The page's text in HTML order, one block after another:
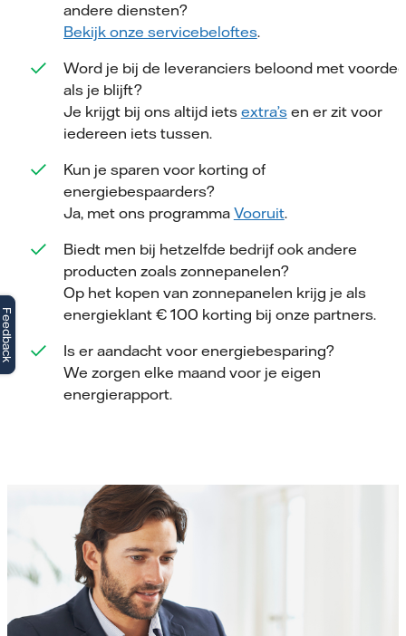
andere diensten?
Bekijk onze servicebeloftes.
Word je bij de leveranciers beloond met
als je blijft?
Je krijgt bij ons altijd iets extra’sen er zit voor
iedereen iets tussen.
Kun je sparen voor korting of
energiebespaarders?
Ja, met ons programma Vooruit.
Biedt men bij hetzelfde bedrijf ook andere
producten zoals zonnepanelen?
Op het kopen van zonnepanelen krijg je als
energieklant € 100 korting bij onze partners.
Is er aandacht voor energiebesparing?
We zorgen elke maand voor je eigen
energierapport.
Feedback